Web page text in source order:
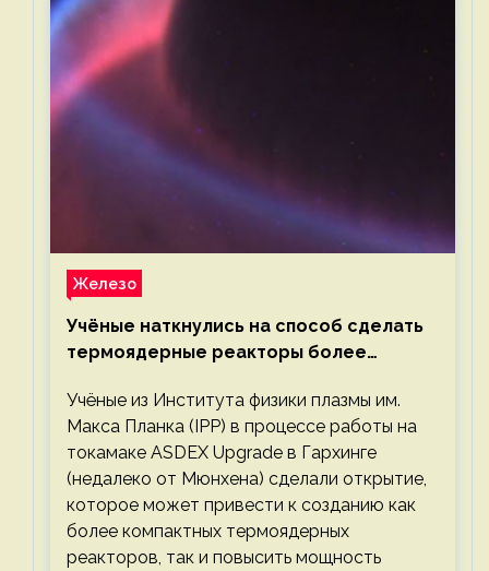
Железо
Учёные наткнулись на способ сделать
термоядерные реакторы более
Учёные из Института физики плазмы им.
Макса Планка (IPP) в процессе работы на
токамаке ASDEX Upgrade в Гархинге
(недалеко от Мюнхена) сделали открытие,
которое может привести к созданию как
более компактных термоядерных
реакторов, так и повысить мощность